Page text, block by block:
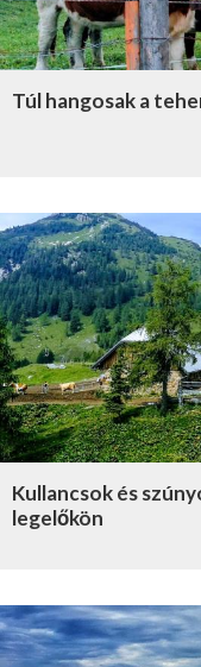
Túl hangosak a
Kullancsok és
legelőkön